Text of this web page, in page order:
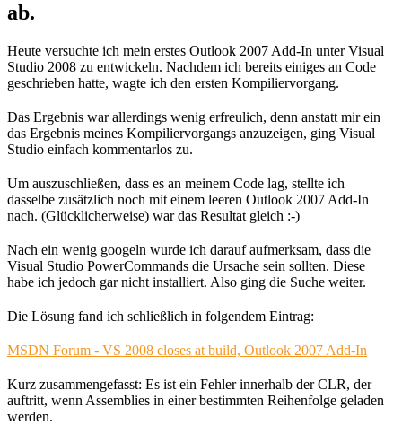
ab.
Heute versuchte ich mein erstes Outlook 2007 Add-In unter Visual
Studio 2008 zu entwickeln. Nachdem ich bereits einiges an Code
geschrieben hatte, wagte ich den ersten Kompiliervorgang.
Das Ergebnis war allerdings wenig erfreulich, denn anstatt mir ein
das Ergebnis meines Kompiliervorgangs anzuzeigen, ging Visual
Studio einfach kommentarlos zu.
Um auszuschließen, dass es an meinem Code lag, stellte ich
dasselbe zusätzlich noch mit einem leeren Outlook 2007 Add-In
nach. (Glücklicherweise) war das Resultat gleich :-)
Nach ein wenig googeln wurde ich darauf aufmerksam, dass die
Visual Studio PowerCommands die Ursache sein sollten. Diese
habe ich jedoch gar nicht installiert. Also ging die Suche weiter.
Die Lösung fand ich schließlich in folgendem Eintrag:
MSDN Forum - VS 2008 closes at build, Outlook 2007 Add-In
Kurz zusammengefasst: Es ist ein Fehler innerhalb der CLR, der
auftritt, wenn Assemblies in einer bestimmten Reihenfolge geladen
werden.